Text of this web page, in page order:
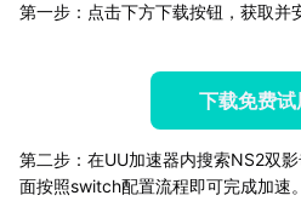
第一步：点击下方下载按钮，获取并
下载免费试
第二步：在UU加速器内搜索NS2双
面按照switch配置流程即可完成加速。